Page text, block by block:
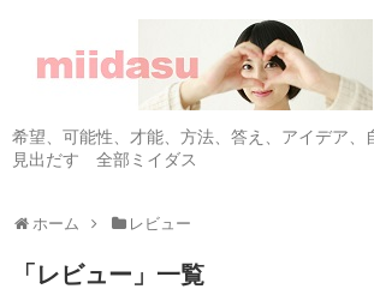
希望、可能性、才能、方法、答え、アイデア
見出だす 全部ミイダス
ホーム レビュー
「 レビュー 」 一覧